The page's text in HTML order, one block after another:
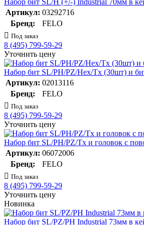
Набор бит SL/H (+/-) Industrial 70мм в
Артикул: 03292716
Бренд:
FELO
Под заказ
8 (495) 799-59-29
Уточнить цену
Набор бит SL/PH/PZ/Hex/Tx (30шт) и
Артикул: 02013116
Бренд:
FELO
Под заказ
8 (495) 799-59-29
Уточнить цену
Набор бит SL/PH/PZ/Tx и головок с
Артикул: 06072006
Бренд:
FELO
Под заказ
8 (495) 799-59-29
Уточнить цену
Новинка
Набор бит SL/PZ/PH Industrial 73мм в